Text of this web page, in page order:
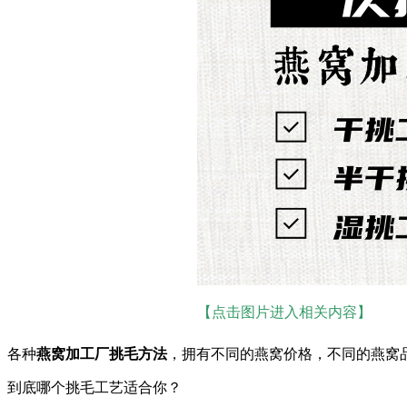
【点击图片进入相关内容】
各种燕窝加工厂挑毛方法，拥有不同的燕窝价格，不同的燕窝
到底哪个挑毛工艺适合你？